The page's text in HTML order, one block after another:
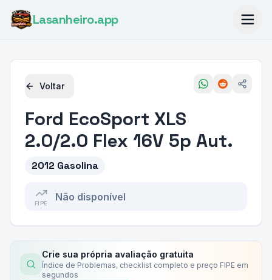
Lasanheiro.app
Voltar
Ford EcoSport XLS
2.0/2.0 Flex 16V 5p Aut.
2012 Gasolina
FIPE
Não disponível
Crie sua própria avaliação gratuita
Índice de Problemas, checklist completo e preço FIPE em
segundos